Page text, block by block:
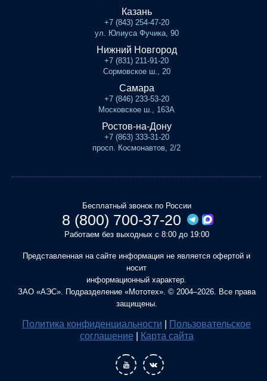
Казань
+7 (843) 254-47-20
ул. Юлиуса Фучика, 90
Нижний Новгород
+7 (831) 211-91-20
Сормовское ш., 20
Самара
+7 (846) 233-53-20
Московское ш., 163А
Ростов-на-Дону
+7 (863) 333-31-20
просп. Космонавтов, 2/2
Бесплатный звонок по России
8 (800) 700-37-20
Работаем без выходных с 8:00 до 19:00
Представленная на сайте информация не является офертой и
носит
информационный характер.
ЗАО «АЭС». Подразделение «Мототех». © 2004–2026. Все права
защищены.
Политика конфиденциальности
Пользовательское
соглашение
Карта сайта